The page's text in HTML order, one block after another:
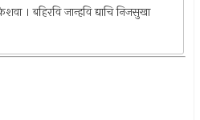
। बहिरवि जान्हवि द्याचि निजसुखा